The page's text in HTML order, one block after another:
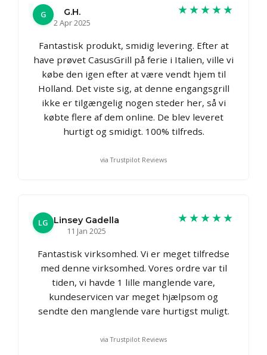
G
G.H.
2 Apr 2025
★★★★★
Fantastisk produkt, smidig levering. Efter at
have prøvet CasusGrill på ferie i Italien, ville vi
købe den igen efter at være vendt hjem til
Holland. Det viste sig, at denne engangsgrill
ikke er tilgængelig nogen steder her, så vi
købte flere af dem online. De blev leveret
hurtigt og smidigt. 100% tilfreds.
via Trustpilot Reviews
LG
Linsey Gadella
11 Jan 2025
★★★★★
Fantastisk virksomhed. Vi er meget tilfredse
med denne virksomhed. Vores ordre var til
tiden, vi havde 1 lille manglende vare,
kundeservicen var meget hjælpsom og
sendte den manglende vare hurtigst muligt.
via Trustpilot Reviews